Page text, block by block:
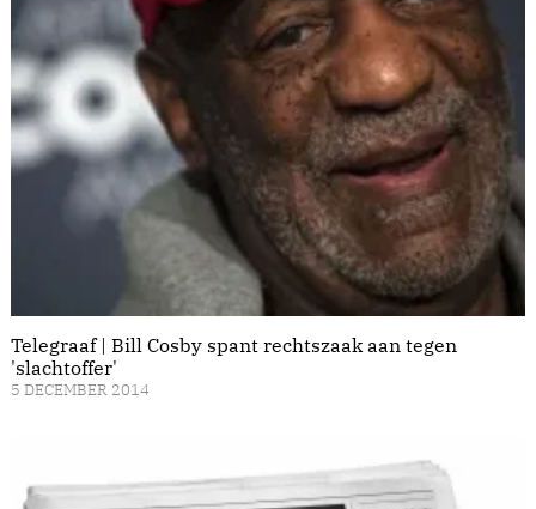
Telegraaf | Bill Cosby spant rechtszaak aan tegen
'slachtoffer'
5 DECEMBER 2014